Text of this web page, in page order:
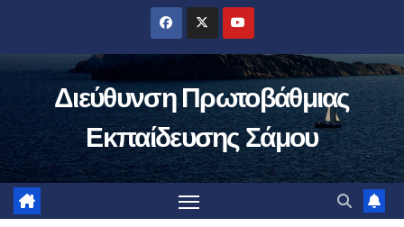
περιεχόμενο
Διεύθυνση Πρωτοβάθμιας
Εκπαίδευσης Σάμου